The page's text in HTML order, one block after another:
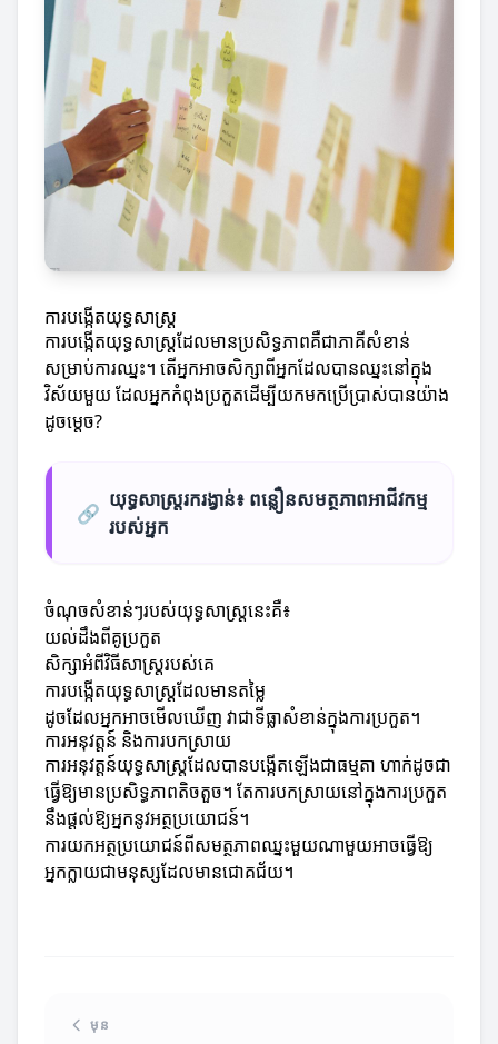
ការបង្កើតយុទ្ធសាស្ត្រ
ការបង្កើតយុទ្ធសាស្ត្រដែលមានប្រសិទ្ធភាពគឺជាភាគីសំខាន់
សម្រាប់ការឈ្នះ។ តើអ្នកអាចសិក្សាពីអ្នកដែលបានឈ្នះនៅក្នុង
វិស័យមួយ ដែលអ្នកកំពុងប្រកួតដើម្បីយកមកប្រើប្រាស់បានយ៉ាង
ដូចម្តេច?
🔗
យុទ្ធសាស្ត្ររករង្វាន់៖ ពន្លឿនសមត្ថភាពអាជីវកម្ម
របស់អ្នក
ចំណុចសំខាន់ៗរបស់យុទ្ធសាស្ត្រនេះគឺ៖
យល់ដឹងពីគូប្រកួត
សិក្សាអំពីវិធីសាស្រ្តរបស់គេ
ការបង្កើតយុទ្ធសាស្ត្រដែលមានតម្លៃ
ដូចដែលអ្នកអាចមើលឃើញ វាជាទីធ្លាសំខាន់ក្នុងការប្រកួត។
ការអនុវត្តន៍ និងការបកស្រាយ
ការអនុវត្តន៍យុទ្ធសាស្ត្រដែលបានបង្កើតឡើងជាធម្មតា ហាក់ដូចជា
ធ្វើឱ្យមានប្រសិទ្ធភាពតិចតួច។ តែការបកស្រាយនៅក្នុងការប្រកួត
នឹងផ្តល់ឱ្យអ្នកនូវអត្ថប្រយោជន៍។
ការយកអត្ថប្រយោជន៍ពីសមត្ថភាពឈ្នះមួយណាមួយអាចធ្វើឱ្យ
អ្នកក្លាយជាមនុស្សដែលមានជោគជ័យ។
មុន